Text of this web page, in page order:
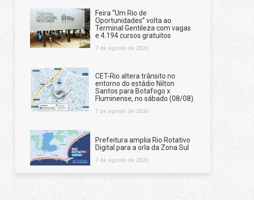
Feira “Um Rio de
Oportunidades” volta ao
Terminal Gentileza com vagas
e 4.194 cursos gratuitos
7 de agosto de 2026
CET-Rio altera trânsito no
entorno do estádio Nilton
Santos para Botafogo x
Fluminense, no sábado (08/08)
7 de agosto de 2026
Prefeitura amplia Rio Rotativo
Digital para a orla da Zona Sul
7 de agosto de 2026